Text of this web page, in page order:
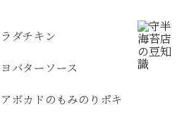
ダチキン
バターソース
ボカドのもみのりポキ